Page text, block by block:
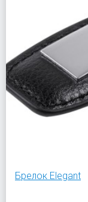
Брелок Elegant